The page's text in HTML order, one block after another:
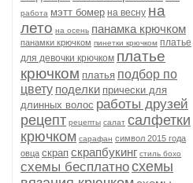
работа мэтт бомер на весну на
лето на осень панамка крючком
панамки крючком пинетки крючком платье
для девочки крючком платье
крючком платья подбор по
цвету поделки прически для
длинных волос работы друзей
рецепт рецепты салат салфетки
крючком сарафан символ 2015 года
овца скрап скрапбукинг стиль бохо
схемы бесплатносхемы